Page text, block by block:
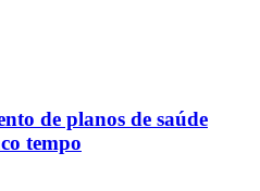
de planos de saúde
tempo